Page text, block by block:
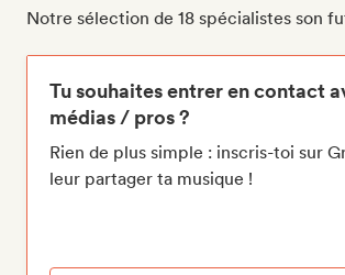
Notre sélection de 18 spécialistes son
Tu souhaites entrer en contact
médias / pros ?
Rien de plus simple : inscris-toi sur
leur partager ta musique !